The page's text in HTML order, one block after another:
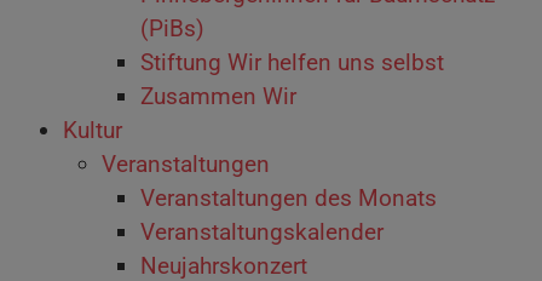
(PiBs)
Stiftung Wir helfen uns selbst
Zusammen Wir
Kultur
Veranstaltungen
Veranstaltungen des Monats
Veranstaltungskalender
Neujahrskonzert